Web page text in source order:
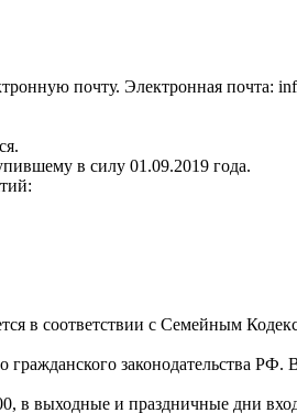
почту. Электронная почта:
в силу 01.09.2019 года.
в соответствии с Семейным
законодательства
в выходные и праздничные дни